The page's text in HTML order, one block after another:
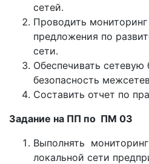
сетей.
Проводить
предложения по
сети.
Обеспечивать сетевую
безопасность
Составить отчет по
Задание на ПП по ПМ 03
Выполнять
локальной сети